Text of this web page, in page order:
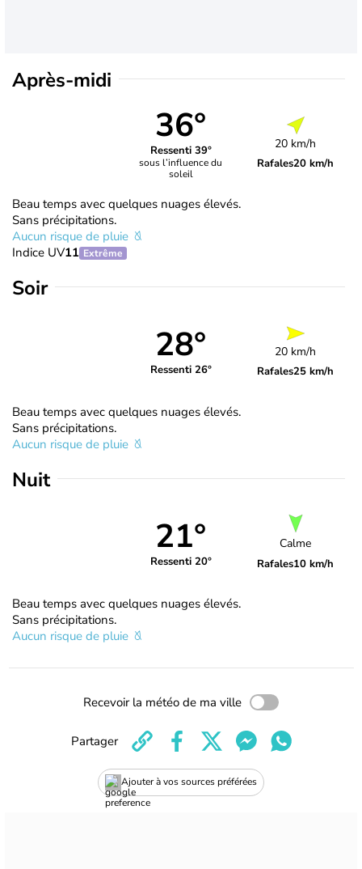
Après-midi
36°
Ressenti 39°
sous l’influence du
soleil
20 km/h
Rafales20 km/h
Beau temps avec quelques nuages élevés.
Sans précipitations.
Aucun risque de pluie
Indice UV11 Extrême
Soir
28°
Ressenti 26°
20 km/h
Rafales25 km/h
Beau temps avec quelques nuages élevés.
Sans précipitations.
Aucun risque de pluie
Nuit
21°
Ressenti 20°
Calme
Rafales10 km/h
Beau temps avec quelques nuages élevés.
Sans précipitations.
Aucun risque de pluie
Recevoir la météo de ma ville
Ajouter à vos sources préférées
Partager